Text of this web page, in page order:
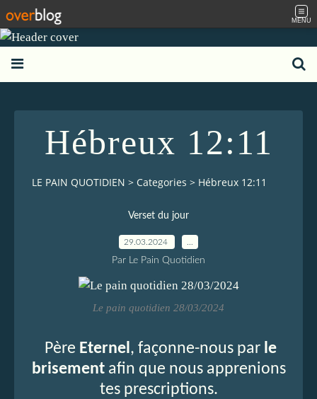
MENU
Hébreux 12:11
LE PAIN QUOTIDIEN > Categories > Hébreux 12:11
Verset du jour
29.03.2024
Par Le Pain Quotidien
Le pain quotidien 28/03/2024
Père Eternel , façonne-nous par le
brisementafin que nous apprenions
tes prescriptions.